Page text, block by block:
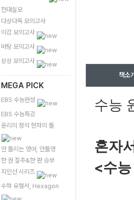
전대실모
다상다독 모의고사
이감 모의고사
바탕 모의고사
상상 모의고사
MEGA PICK
EBS 수능완성
EBS 수능특강
윤리의 정석 현자의 돌
안 틀리는 영어, 안틀영
한 권 질주&한 판 승부
지인선 시리즈
수학 유형서, Hexagon
책소
수능
혼자
<수